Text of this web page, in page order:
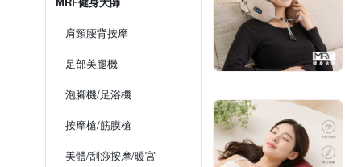
肩頸腰背按摩
足部美腿機
泡腳機/足浴機
按摩槍/筋膜槍
美體/刮痧按摩/暖宮